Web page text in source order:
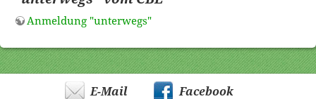
Anmeldung "unterwegs"
E-Mail Facebook